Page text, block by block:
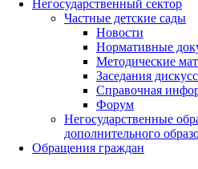
Негосударственный сектор
Частные детские сады
Новости
Нормативные
Методические
Заседания
Справочная
Форум
Негосударственные
дополнительного
Обращения граждан